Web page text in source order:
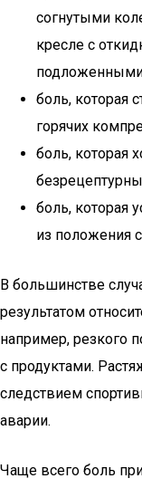
согнутыми
кресле с
боль, которая
горячих
боль, которая
боль, которая
из положения
В большинстве
результатом
например, резкого
с продуктами.
следствием
аварии.
Чаще всего боль